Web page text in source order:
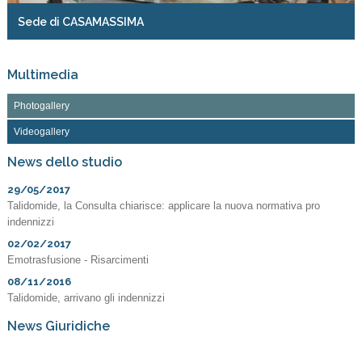
Sede di CASAMASSIMA
Multimedia
Photogallery
Videogallery
News dello studio
29/05/2017
Talidomide, la Consulta chiarisce: applicare la nuova normativa pro
indennizzi
02/02/2017
Emotrasfusione - Risarcimenti
08/11/2016
Talidomide, arrivano gli indennizzi
News Giuridiche